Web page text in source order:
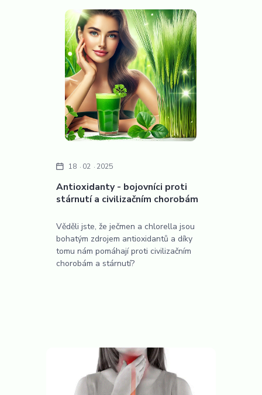
Antioxidanty - bojovníci proti
stárnutí a civilizačním chorobám
18 02 2025
Věděli jste, že ječmen a chlorella jsou
bohatým zdrojem antioxidantů a díky
tomu nám pomáhají proti civilizačním
chorobám a stárnutí?